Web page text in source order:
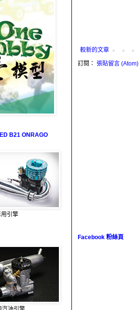
較新的文章
訂閱： 張貼留言 (Atom)
Facebook 粉絲頁
B21 ONRAGO
引擎